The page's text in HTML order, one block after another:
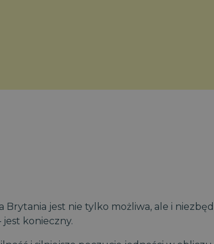
Brytania jest nie tylko możliwa, ale i
konieczny.